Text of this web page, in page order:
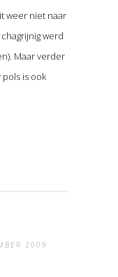
weer niet naar
werd
Maar verder
pols is ook
2009